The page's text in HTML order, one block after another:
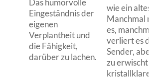
Eingeständnis der
eigenen
Verplantheit und
die Fähigkeit,
darüber zu lachen.
wie ein altes
Manchmal
es, manchmal
verliert es
Sender, aber
zu erwischt
kristallklaren